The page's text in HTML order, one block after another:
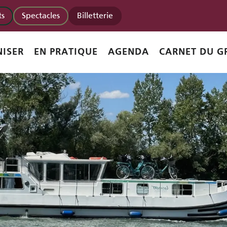
Spectacles Billetterie
EN PRATIQUE AGENDA CARNET DU